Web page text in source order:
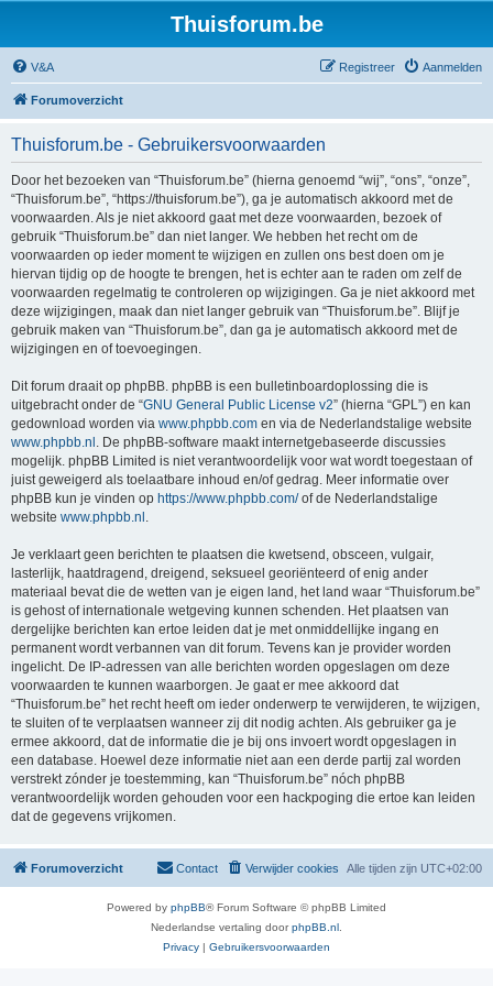
Thuisforum.be
V&A Aanmelden
Registreer
Forumoverzicht
Thuisforum.be - Gebruikersvoorwaarden
Door het bezoeken van “Thuisforum.be” (hierna genoemd “wij”, “ons”, “onze”,
“Thuisforum.be”, “https://thuisforum.be”), ga je automatisch akkoord met de
voorwaarden. Als je niet akkoord gaat met deze voorwaarden, bezoek of
gebruik “Thuisforum.be” dan niet langer. We hebben het recht om de
voorwaarden op ieder moment te wijzigen en zullen ons best doen om je
hiervan tijdig op de hoogte te brengen, het is echter aan te raden om zelf de
voorwaarden regelmatig te controleren op wijzigingen. Ga je niet akkoord met
deze wijzigingen, maak dan niet langer gebruik van “Thuisforum.be”. Blijf je
gebruik maken van “Thuisforum.be”, dan ga je automatisch akkoord met de
wijzigingen en of toevoegingen.
Dit forum draait op phpBB. phpBB is een bulletinboardoplossing die is
uitgebracht onder de “GNU General Public License v2” (hierna “GPL”) en kan
gedownload worden via www.phpbb.com en via de Nederlandstalige website
www.phpbb.nl . De phpBB-software maakt internetgebaseerde discussies
mogelijk. phpBB Limited is niet verantwoordelijk voor wat wordt toegestaan of
juist geweigerd als toelaatbare inhoud en/of gedrag. Meer informatie over
phpBB kun je vinden op https://www.phpbb.com/of de Nederlandstalige
website www.phpbb.nl .
Je verklaart geen berichten te plaatsen die kwetsend, obsceen, vulgair,
lasterlijk, haatdragend, dreigend, seksueel georiënteerd of enig ander
materiaal bevat die de wetten van je eigen land, het land waar “Thuisforum.be”
is gehost of internationale wetgeving kunnen schenden. Het plaatsen van
dergelijke berichten kan ertoe leiden dat je met onmiddellijke ingang en
permanent wordt verbannen van dit forum. Tevens kan je provider worden
ingelicht. De IP-adressen van alle berichten worden opgeslagen om deze
voorwaarden te kunnen waarborgen. Je gaat er mee akkoord dat
“Thuisforum.be” het recht heeft om ieder onderwerp te verwijderen, te wijzigen,
te sluiten of te verplaatsen wanneer zij dit nodig achten. Als gebruiker ga je
ermee akkoord, dat de informatie die je bij ons invoert wordt opgeslagen in
een database. Hoewel deze informatie niet aan een derde partij zal worden
verstrekt zónder je toestemming, kan “Thuisforum.be” nóch phpBB
verantwoordelijk worden gehouden voor een hackpoging die ertoe kan leiden
dat de gegevens vrijkomen.
Forumoverzicht Alle tijden zijn UTC+02:00
Verwijder cookies
Contact
Powered by phpBB® Forum Software © phpBB Limited
Nederlandse vertaling doorphpBB.nl
Privacy | Gebruikersvoorwaarden